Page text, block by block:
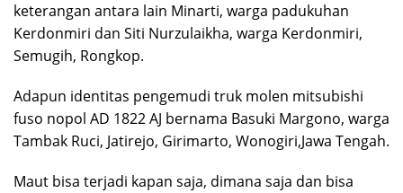
keterangan antara lain Minarti, warga padukuhan
Kerdonmiri dan Siti Nurzulaikha, warga Kerdonmiri,
Semugih, Rongkop.
Adapun identitas pengemudi truk molen mitsubishi
fuso nopol AD 1822 AJ bernama Basuki Margono, warga
Tambak Ruci, Jatirejo, Girimarto, Wonogiri,Jawa Tengah.
Maut bisa terjadi kapan saja, dimana saja dan bisa